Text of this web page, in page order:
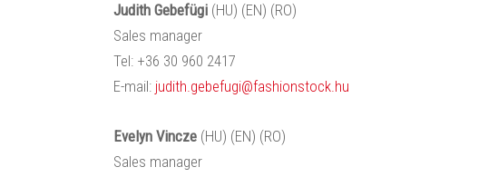
Judith Gebefügi (HU) (EN) (RO)
Sales manager
Tel: +36 30 960 2417
E-mail: judith.gebefugi@fashionstock.hu
Evelyn Vincze (HU) (EN) (RO)
Sales manager